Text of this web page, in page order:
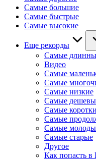
Самые большие
Самые быстрые
Самые высокие
Еще рекорды
Самые
Видео
Самые
Самые
Самые низкие
Самые
Самые
Самые
Самые
Самые старые
Другое
Как попасть в